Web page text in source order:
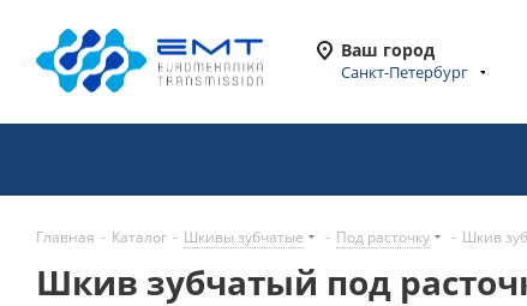
Ваш город
Санкт-Петербург
Главная - Каталог - Шкивы зубчатые - Под расточку - Шкив
Шкив зубчатый под